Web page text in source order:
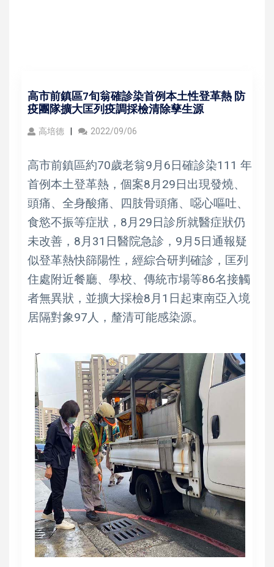
高市前鎮區7旬翁確診染首例本土性登革熱 防
疫團隊擴大匡列疫調採檢清除孳生源
高培德 2022/09/06
高市前鎮區約70歲老翁9月6日確診染111 年
首例本土登革熱，個案8月29日出現發燒、
頭痛、全身酸痛、四肢骨頭痛、噁心嘔吐、
食慾不振等症狀，8月29日診所就醫症狀仍
未改善，8月31日醫院急診，9月5日通報疑
似登革熱快篩陽性，經綜合研判確診，匡列
住處附近餐廳、學校、傳統市場等86名接觸
者無異狀，並擴大採檢8月1日起東南亞入境
居隔對象97人，釐清可能感染源。